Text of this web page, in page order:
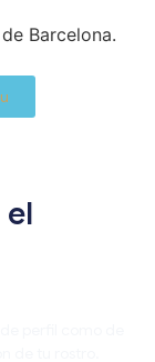
Barcelona.